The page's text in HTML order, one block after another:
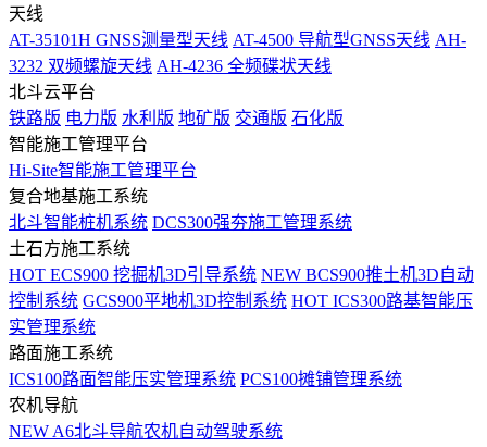
天线
AT-35101H GNSS测量型天线 AT-4500 导航型GNSS天线 AH-
3232 双频螺旋天线 AH-4236 全频碟状天线
北斗云平台
铁路版 电力版 水利版 地矿版 交通版 石化版
智能施工管理平台
Hi-Site智能施工管理平台
复合地基施工系统
北斗智能桩机系统 DCS300强夯施工管理系统
土石方施工系统
HOT ECS900 挖掘机3D引导系统 NEW BCS900推土机3D自动
控制系统 GCS900平地机3D控制系统 HOT ICS300路基智能压
实管理系统
路面施工系统
ICS100路面智能压实管理系统 PCS100摊铺管理系统
农机导航
NEW A6北斗导航农机自动驾驶系统